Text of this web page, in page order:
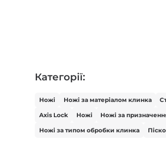
Категорії:
Ножі Ножі за матеріалом клинка
Axis Lock Ножі Ножі за
Ножі за типом обробки клинка